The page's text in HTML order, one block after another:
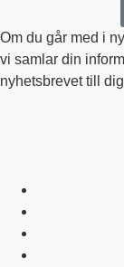
Om du går med i
vi samlar din
nyhetsbrevet till